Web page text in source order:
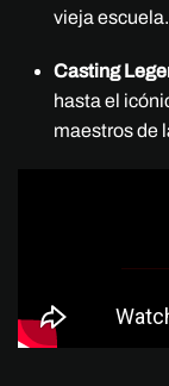
vieja escuela.
Casting
hasta el
maestros de